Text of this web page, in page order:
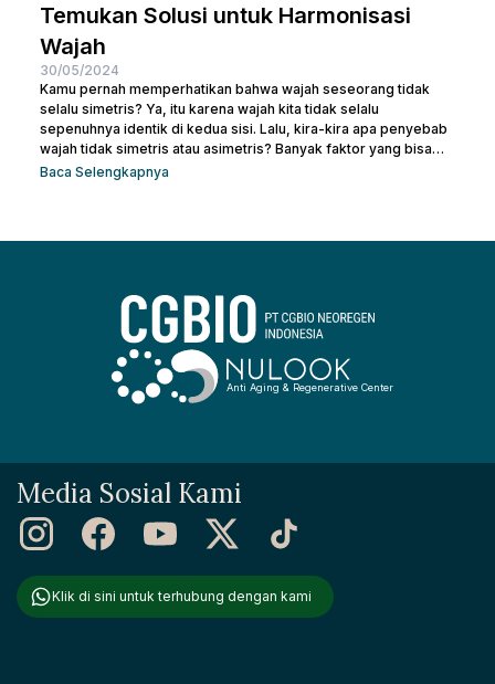
Temukan Solusi untuk Harmonisasi
Wajah
30/05/2024
Kamu pernah memperhatikan bahwa wajah seseorang tidak
selalu simetris? Ya, itu karena wajah kita tidak selalu
sepenuhnya identik di kedua sisi. Lalu, kira-kira apa penyebab
wajah tidak simetris atau asimetris? Banyak faktor yang bisa
memengaruhi simetri wajah, mulai dari genetika, gaya hidup,
Baca Selengkapnya
Anti Aging & Regenerative Center
Media Sosial Kami
Klik di sini untuk terhubung dengan kami